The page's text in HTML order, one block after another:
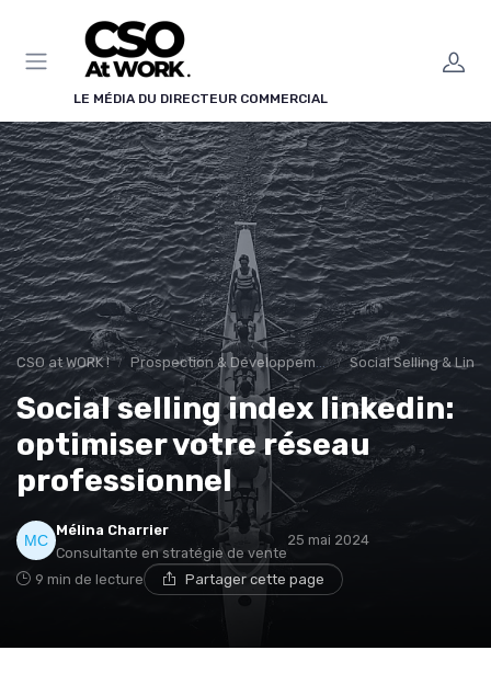
LE MÉDIA DU DIRECTEUR COMMERCIAL
CSO at WORK ! Prospection & Développement Commercial Social Selling &
Social selling index linkedin:
optimiser votre réseau
professionnel
Mélina Charrier
Consultante en stratégie de vente
25 mai 2024
9 min de lecture Partager cette page